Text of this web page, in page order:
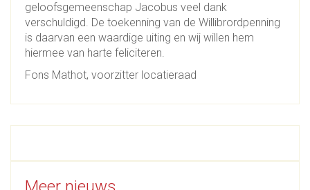
geloofsgemeenschap Jacobus veel dank
verschuldigd. De toekenning van de Willibrordpenning
is daarvan een waardige uiting en wij willen hem
hiermee van harte feliciteren.
Fons Mathot, voorzitter locatieraad